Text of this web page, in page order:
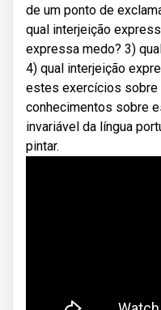
de um ponto de
qual interjeição
expressa medo? 3)
4) qual interjeição
estes exercícios
conhecimentos sobre
invariável da língua
pintar.